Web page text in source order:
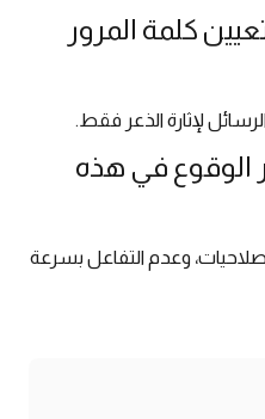
كلمة المرور
لإثارة الذعر فقط.
الوقوع في هذه
وعدم التفاعل بسرعة